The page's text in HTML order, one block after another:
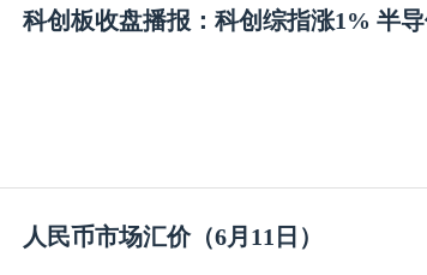
科创板收盘播报：科创综指涨1% 半
人民币市场汇价（6月11日）